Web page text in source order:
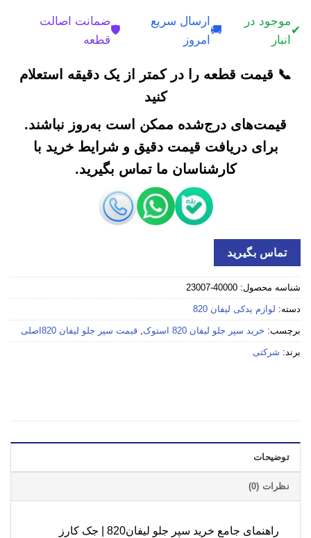
✔
موجود در
انبار
🚚
ارسال سریع
امروز
🛡️
ضمانت اصالت
قطعه
📞 قیمت قطعه را در کمتر از یک دقیقه استعلام
کنید
قیمت‌های درج‌شده ممکن است به‌روز نباشند.
برای دریافت قیمت دقیق و شرایط خرید با
کارشناسان ما تماس بگیرید.
تماس بگیرید
شناسه محصول: 40000-23007
دسته: لوازم یدکی لیفان 820
برچسب: خرید سپر جلو لیفان 820 استوک , قیمت سپر جلو لیفان 820اصلی
برند: شرکتی
توضیحات
نظرات (0)
راهنمای جامع خرید سپر جلو لیفان820 | جک کارز